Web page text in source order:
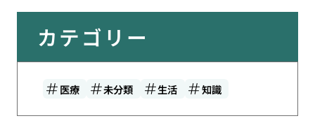
カテゴリー
医療 未分類 生活 知識